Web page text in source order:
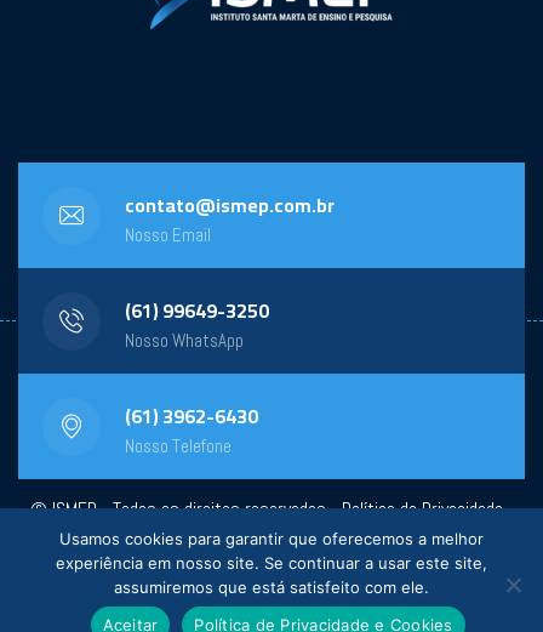
contato@ismep.com.br
Nosso Email
(61) 99649-3250
Nosso WhatsApp
(61) 3962-6430
Nosso Telefone
© ISMEP - Todos os direitos reservados -Política de Privacidade-
Powered by:General Design
Usamos cookies para garantir que oferecemos a melhor
experiência em nosso site. Se continuar a usar este site,
assumiremos que está satisfeito com ele.
Aceitar
Política de Privacidade e Cookies